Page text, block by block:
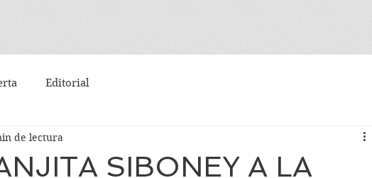
Editorial
SIBONEY A LA
de lectura